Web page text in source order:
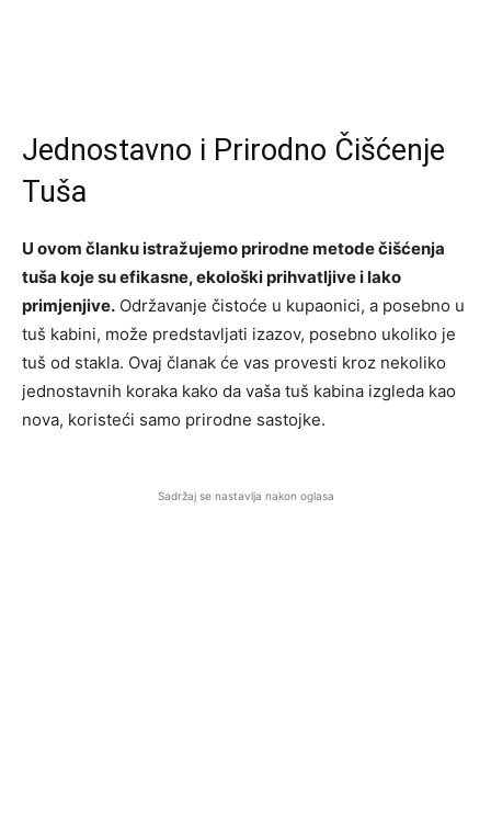
Jednostavno i Prirodno Čišćenje
Tuša
U ovom članku istražujemo prirodne metode čišćenja
tuša koje su efikasne, ekološki prihvatljive i lako
primjenjive. Održavanje čistoće u kupaonici, a posebno u
tuš kabini, može predstavljati izazov, posebno ukoliko je
tuš od stakla. Ovaj članak će vas provesti kroz nekoliko
jednostavnih koraka kako da vaša tuš kabina izgleda kao
nova, koristeći samo prirodne sastojke.
Sadržaj se nastavlja nakon oglasa